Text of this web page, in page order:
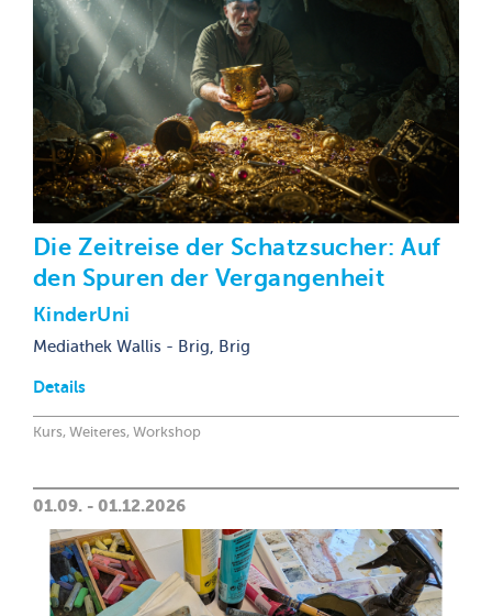
Die Zeitreise der Schatzsucher: Auf
den Spuren der Vergangenheit
KinderUni
Mediathek Wallis - Brig, Brig
Details
Kurs, Weiteres, Workshop
01.09. - 01.12.2026